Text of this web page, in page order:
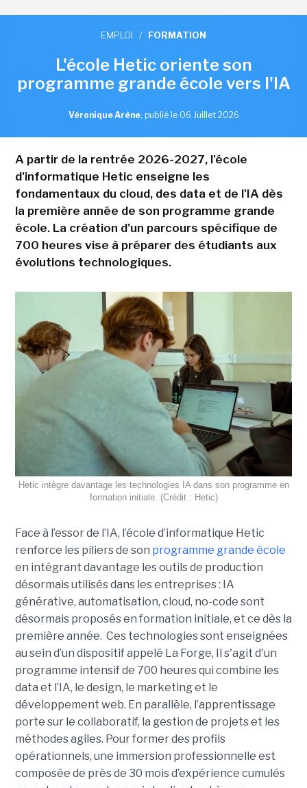
EMPLOI / FORMATION
L'école Hetic oriente son
programme grande école vers l'IA
Véronique Arène, publié le 06 Juillet 2026
A partir de la rentrée 2026-2027, l'école
d'informatique Hetic enseigne les
fondamentaux du cloud, des data et de l'IA dès
la première année de son programme grande
école. La création d'un parcours spécifique de
700 heures vise à préparer des étudiants aux
évolutions technologiques.
Hetic intègre davantage les technologies IA dans son programme en
formation initiale. (Crédit : Hetic)
Face à l’essor de l’IA, l’école d’informatique Hetic
renforce les piliers de son programme grande école
en intégrant davantage les outils de production
désormais utilisés dans les entreprises : IA
générative, automatisation, cloud, no-code sont
désormais proposés en formation initiale, et ce dès la
première année. Ces technologies sont enseignées
au sein d’un dispositif appelé La Forge, Il s'agit d'un
programme intensif de 700 heures qui combine les
data et l’IA, le design, le marketing et le
développement web. En parallèle, l’apprentissage
porte sur le collaboratif, la gestion de projets et les
méthodes agiles. Pour former des profils
opérationnels, une immersion professionnelle est
composée de près de 30 mois d’expérience cumulés